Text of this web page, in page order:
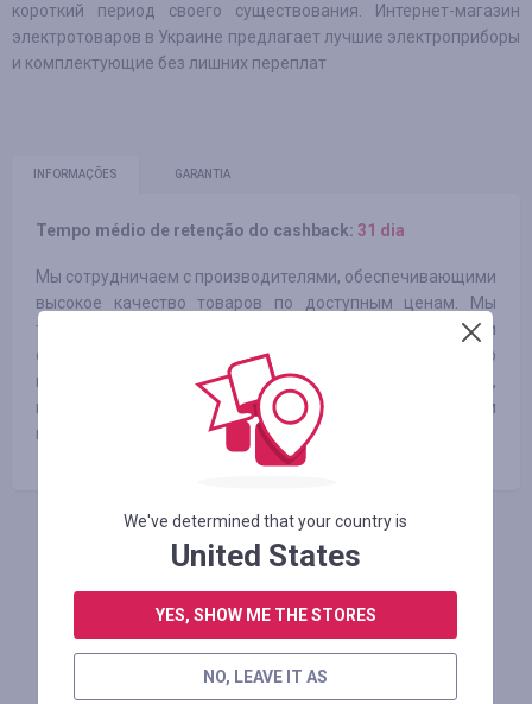
короткий период своего существования. Интернет-магазин
электротоваров в Украине предлагает лучшие электроприборы
и комплектующие без лишних переплат
INFORMAÇÕES GARANTIA
Tempo médio de retenção do cashback: 31 dia
Мы сотрудничаем с производителями, обеспечивающими
высокое качество товаров по доступным ценам. Мы
также предлагаем гарантийное обслуживание продукции
сроком от 1 до 5 лет, в зависимости от типа товара и его
производителя. Все наши товары имеют сертификаты,
подтверждающие их соответствие высоким стандартам
качества.
FAÇA LOGIN PARA DEIXAR UM COMENTÁRIO
Lojas similares
We've determined that your country is
United States
YES, SHOW ME THE STORES
NO, LEAVE IT AS